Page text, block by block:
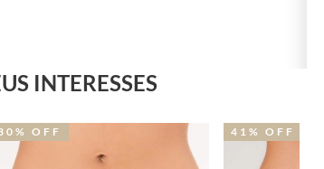
INTERESSES